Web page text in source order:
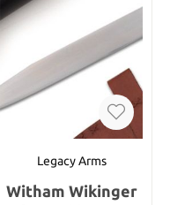
Legacy Arms
Witham Wikinger